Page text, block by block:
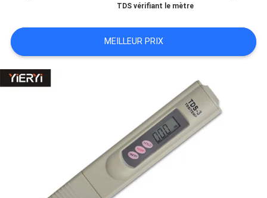
TOUS
LES
TDS vérifiant le mètre
MEILLEUR PRIX